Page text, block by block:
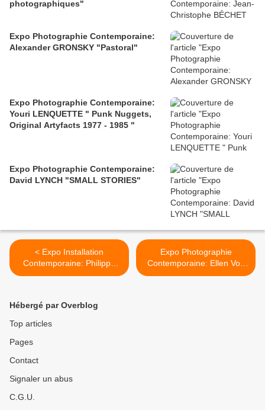
photographiques"
Expo Photographie Contemporaine:
Alexander GRONSKY "Pastoral"
Expo Photographie Contemporaine:
Youri LENQUETTE " Punk Nuggets,
Original Artyfacts 1977 - 1985 "
Expo Photographie Contemporaine:
David LYNCH "SMALL STORIES"
< Expo Installation
Contemporaine: Philippe
Parreno " Anywhere,
Expo Photographie
Contemporaine: Ellen Von
UNWERTH " Little Beast " >
Hébergé par Overblog
Top articles
Pages
Contact
Signaler un abus
C.G.U.